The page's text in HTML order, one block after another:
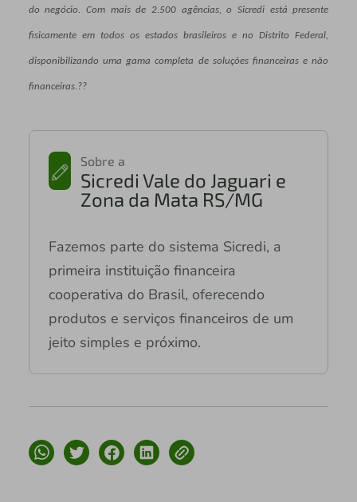
do negócio. Com mais de 2.500 agências, o Sicredi está presente
fisicamente em todos os estados brasileiros e no Distrito Federal,
disponibilizando uma gama completa de soluções financeiras e não
financeiras.??
Sobre a
Sicredi Vale do Jaguari e
Zona da Mata RS/MG
Fazemos parte do sistema Sicredi, a
primeira instituição financeira
cooperativa do Brasil, oferecendo
produtos e serviços financeiros de um
jeito simples e próximo.